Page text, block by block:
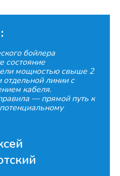
бойлера
состояние
мощностью свыше 2
отдельной линии с
кабеля.
— прямой путь к